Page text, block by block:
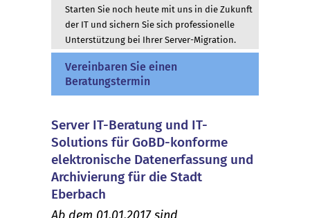
Starten Sie noch heute mit uns in die Zukunft
der IT und sichern Sie sich professionelle
Unterstützung bei Ihrer Server-Migration.
Vereinbaren Sie einen
Beratungstermin
Server IT-Beratung und IT-
Solutions für GoBD-konforme
elektronische Datenerfassung und
Archivierung für die Stadt
Eberbach